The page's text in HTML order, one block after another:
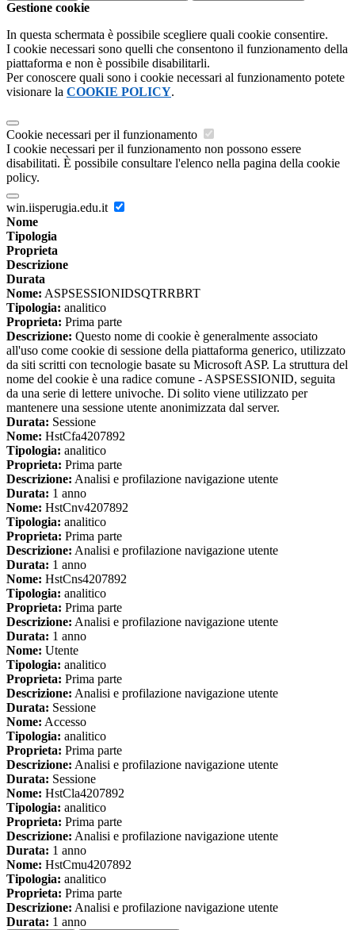
Gestione cookie
In questa schermata è possibile scegliere quali cookie consentire.
I cookie necessari sono quelli che consentono il funzionamento della
piattaforma e non è possibile disabilitarli.
Per conoscere quali sono i cookie necessari al funzionamento potete
visionare la COOKIE POLICY.
Cookie necessari per il funzionamento
I cookie necessari per il funzionamento non possono essere
disabilitati. È possibile consultare l'elenco nella pagina della cookie
policy.
win.iisperugia.edu.it
Nome
Tipologia
Proprieta
Descrizione
Durata
Nome: ASPSESSIONIDSQTRRBRT
Tipologia: analitico
Proprieta: Prima parte
Descrizione: Questo nome di cookie è generalmente associato
all'uso come cookie di sessione della piattaforma generico, utilizzato
da siti scritti con tecnologie basate su Microsoft ASP. La struttura del
nome del cookie è una radice comune - ASPSESSIONID, seguita
da una serie di lettere univoche. Di solito viene utilizzato per
mantenere una sessione utente anonimizzata dal server.
Durata: Sessione
Nome: HstCfa4207892
Tipologia: analitico
Proprieta: Prima parte
Descrizione: Analisi e profilazione navigazione utente
Durata: 1 anno
Nome: HstCnv4207892
Tipologia: analitico
Proprieta: Prima parte
Descrizione: Analisi e profilazione navigazione utente
Durata: 1 anno
Nome: HstCns4207892
Tipologia: analitico
Proprieta: Prima parte
Descrizione: Analisi e profilazione navigazione utente
Durata: 1 anno
Nome: Utente
Tipologia: analitico
Proprieta: Prima parte
Descrizione: Analisi e profilazione navigazione utente
Durata: Sessione
Nome: Accesso
Tipologia: analitico
Proprieta: Prima parte
Descrizione: Analisi e profilazione navigazione utente
Durata: Sessione
Nome: HstCla4207892
Tipologia: analitico
Proprieta: Prima parte
Descrizione: Analisi e profilazione navigazione utente
Durata: 1 anno
Nome: HstCmu4207892
Tipologia: analitico
Proprieta: Prima parte
Descrizione: Analisi e profilazione navigazione utente
Durata: 1 anno